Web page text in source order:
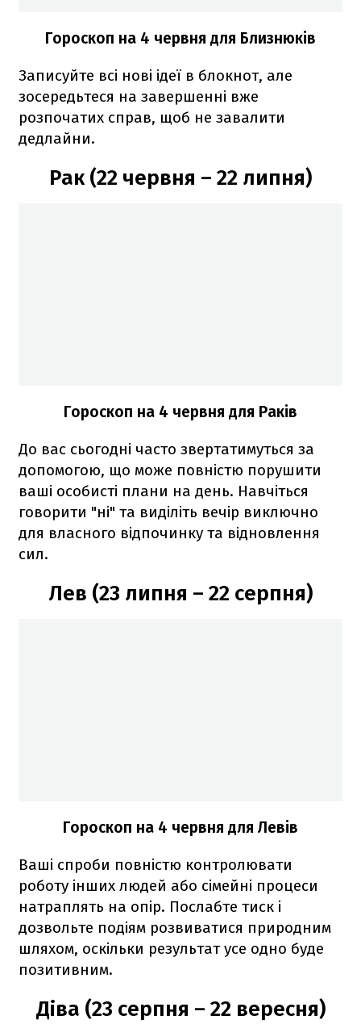
Гороскоп на 4 червня для Близнюків
Записуйте всі нові ідеї в блокнот, але
зосередьтеся на завершенні вже
розпочатих справ, щоб не завалити
дедлайни.
Рак (22 червня – 22 липня)
Гороскоп на 4 червня для Раків
До вас сьогодні часто звертатимуться за
допомогою, що може повністю порушити
ваші особисті плани на день. Навчіться
говорити "ні" та виділіть вечір виключно
для власного відпочинку та відновлення
сил.
Лев (23 липня – 22 серпня)
Гороскоп на 4 червня для Левів
Ваші спроби повністю контролювати
роботу інших людей або сімейні процеси
натраплять на опір. Послабте тиск і
дозвольте подіям розвиватися природним
шляхом, оскільки результат усе одно буде
позитивним.
Діва (23 серпня – 22 вересня)